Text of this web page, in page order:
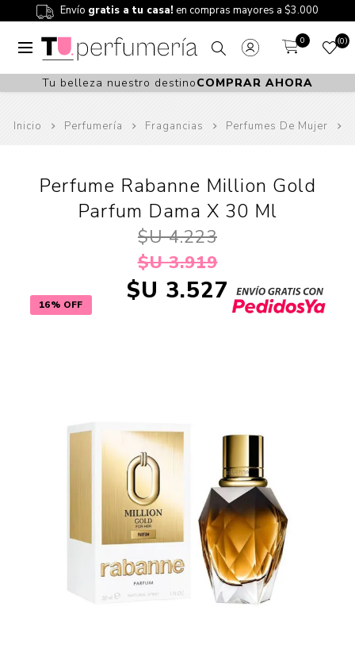
Envío gratis a tu casa! en compras mayores a $3.000
0 0
Tu belleza nuestro destinoCOMPRAR AHORA
Inicio Perfumería Fragancias Perfumes De Mujer
16% OFF
Perfume Rabanne Million Gold
Parfum Dama X 30 Ml
$U 4.223
$U 3.919
$U 3.527